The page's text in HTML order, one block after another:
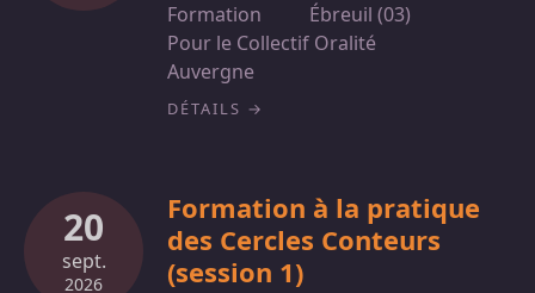
Formation
Ébreuil (03)
Pour le Collectif Oralité
Auvergne
DÉTAILS
20
sept.
2026
Formation à la pratique
des Cercles Conteurs
(session 1)